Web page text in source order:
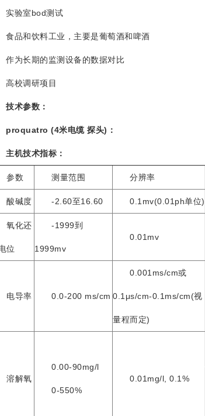
验室bod测试
品和饮料工业，主要是葡萄酒和啤酒
为长期的监测设备的数据对比
校调研项目
技术参数：
proquatro (4米电缆 探头)：
主机技术指标：
数 测量范围 分辨率
碱度 -2.60至16.60 0.1mv(0.01ph单位)
化还
位
-1999到
1999mv
0.01mv
导率 0.0-200 ms/cm
0.001ms/cm或
0.1μs/cm-0.1ms/cm(视
量程而定)
解氧
0.00-90mg/l
0-550%
0.01mg/l, 0.1%